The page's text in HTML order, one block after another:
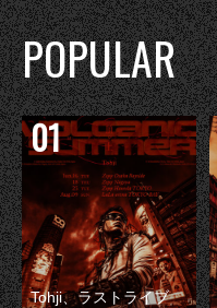
POPULAR
Tohji、ラストライブ